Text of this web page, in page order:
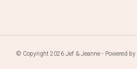
© Copyright 2026 Jef & Jeanne - Powered by